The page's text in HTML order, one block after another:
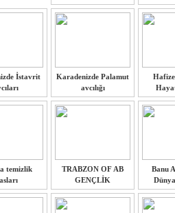
İstavrit
Karadenizde Palamut
avcılığı
Hafize
temizlik
TRABZON OF AB
GENÇLİK
Banu